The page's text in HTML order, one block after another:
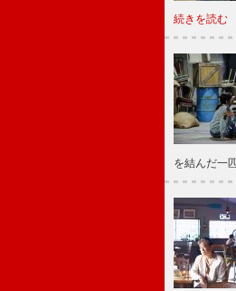
続きを読む
を結んだ一